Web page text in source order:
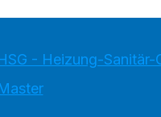
- Heizung-Sanitär-